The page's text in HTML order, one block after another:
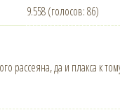
9.558 (голосов: 86)
рассеяна, да и плакса к